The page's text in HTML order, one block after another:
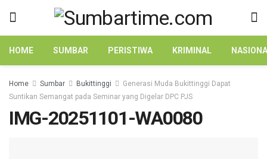
HOME SUMBAR PERISTIWA KRIMINAL
Home Sumbar Bukittinggi
Generasi Muda Bukittinggi Dapat
Suntikan Semangat pada Seminar yang Digelar DPC PJS
IMG-20251101-WA0080